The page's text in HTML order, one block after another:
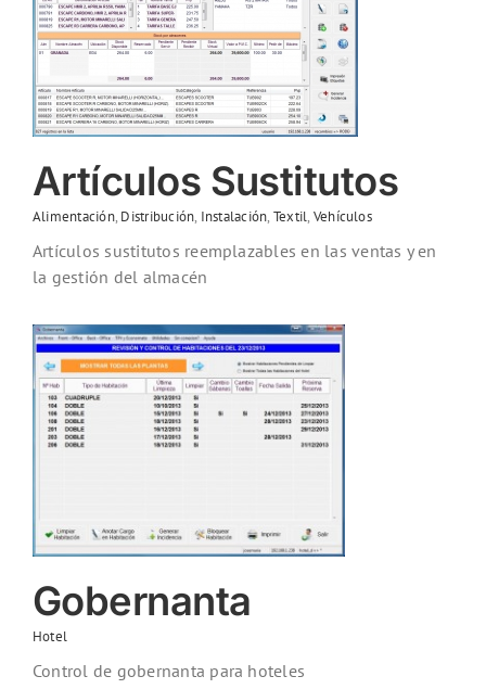
Artículos Sustitutos
Alimentación, Distribución, Instalación, Textil, Vehículos
Artículos sustitutos reemplazables en las ventas y en
la gestión del almacén
Gobernanta
Hotel
Control de gobernanta para hoteles